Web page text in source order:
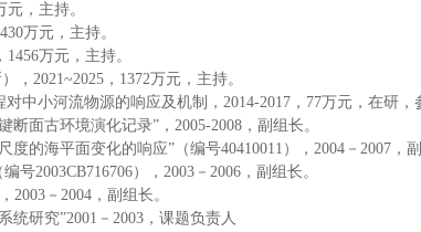
，主持。
万元，主持。
万元，主持。
2021~2025，1372万元，主持。
中小河流物源的响应及机制，2014-2017，77万元，在研，
面古环境演化记录”，2005-2008，副组长。
的海平面变化的响应”（编号40410011），2004－2007，副
2003CB716706），2003－2006，副组长。
2003－2004，副组长。
统研究”2001－2003，课题负责人